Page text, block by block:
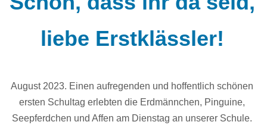
liebe Erstklässler!
August 2023. Einen aufregenden und hoffentlich schönen
ersten Schultag erlebten die Erdmännchen, Pinguine,
Seepferdchen und Affen am Dienstag an unserer Schule.